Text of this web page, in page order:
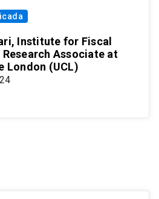
Institute for Fiscal
Associate at
London (UCL)